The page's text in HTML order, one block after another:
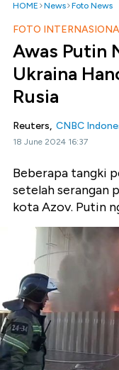
HOME News Foto News
FOTO
Awas Putin
Ukraina
Rusia
Reuters, CNBC
18 June 2024 16:37
Beberapa tangki
setelah serangan
kota Azov. Putin